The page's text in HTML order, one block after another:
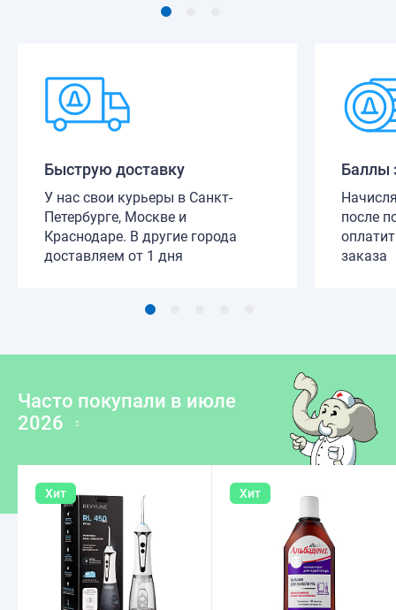
Быструю доставку
У нас свои курьеры в Санкт-
Петербурге, Москве и
Краснодаре. В другие города
доставляем от 1 дня
Баллы
после
заказа
Часто покупали в июле
2026
Хит Хит